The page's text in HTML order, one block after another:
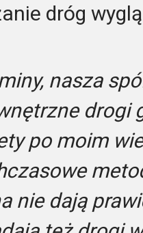
dróg
nasza
drogi
po moim
nie dają